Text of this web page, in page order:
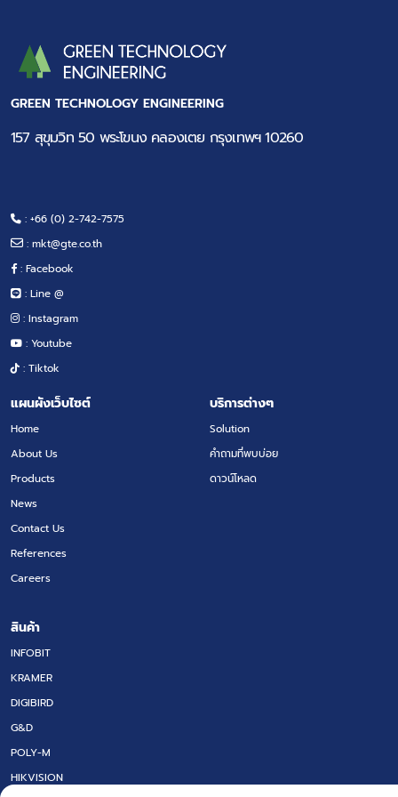
GREEN TECHNOLOGY ENGINEERING
157 สุขุมวิท 50 พระโขนง คลองเตย กรุงเทพฯ 10260
: +66 (0) 2-742-7575
: mkt@gte.co.th
: Facebook
: Line @
: Instagram
: Youtube
: Tiktok
แผนผังเว็บไซต์
Home
About Us
Products
News
Contact Us
References
Careers
บริการต่างๆ
Solution
คำถามที่พบบ่อย
ดาวน์โหลด
สินค้า
INFOBIT
KRAMER
DIGIBIRD
G&D
POLY-M
HIKVISION